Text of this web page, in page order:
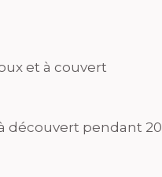
et à couvert
découvert pendant 20